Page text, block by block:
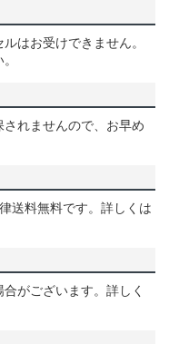
はお受けできません。
れませんので、お早め
送料無料です。詳しくは
がございます。詳しく